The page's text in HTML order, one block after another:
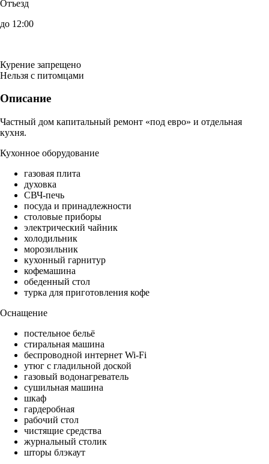
Отъезд
до 12:00
Курение запрещено
Нельзя с питомцами
Описание
Частный дом капитальный ремонт «под евро» и отдельная
кухня.
Кухонное оборудование
газовая плита
духовка
СВЧ-печь
посуда и принадлежности
столовые приборы
электрический чайник
холодильник
морозильник
кухонный гарнитур
кофемашина
обеденный стол
турка для приготовления кофе
Оснащение
постельное бельё
стиральная машина
беспроводной интернет Wi-Fi
утюг с гладильной доской
газовый водонагреватель
сушильная машина
шкаф
гардеробная
рабочий стол
чистящие средства
журнальный столик
шторы блэкаут